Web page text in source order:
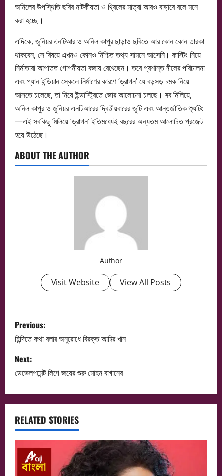
অনিলের উপস্থিতি ছবির নাটকীয়তা ও থ্রিলের মাত্রা আরও বাড়াবে বলে মনে
করা হচ্ছে।
এদিকে, জুনিয়র এনটিআর ও অনিল কাপুর ছাড়াও ছবিতে আর কোন কোন তারকা
থাকবেন, সে বিষয়ে এখনও কোনও নিশ্চিত তথ্য সামনে আসেনি। কাস্টিং নিয়ে
নির্মাতারা আপাতত গোপনীয়তা বজায় রেখেছেন। তবে প্রশান্ত নীলের পরিচালনা
এবং প্যান ইন্ডিয়ান স্কেলে নির্মাণের কারণে ‘ড্রাগন’ যে বড়সড় চমক নিয়ে
আসতে চলেছে, তা নিয়ে ইন্ডাস্ট্রিতে জোর আলোচনা চলছে। সব মিলিয়ে,
অনিল কাপুর ও জুনিয়র এনটিআরের দ্বিতীয়বারের জুটি এবং আন্তর্জাতিক শ্যুটিং
—এই সবকিছু মিলিয়ে ‘ড্রাগন’ ইতিমধ্যেই বছরের অন্যতম আলোচিত প্রজেক্ট
হয়ে উঠেছে।
ABOUT THE AUTHOR
Author
Visit Website View All Posts
P
o
s
t
n
a
v
Previous:
হিন্দিতে কথা বলার অনুরোধে বিরক্ত আমির খান
Next:
ডেভেলপমেন্ট লিগে জয়ের শুরু মোহন বাগানের
RELATED STORIES